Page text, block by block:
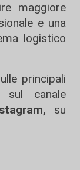
maggiore
e una
logistico
principali
sul canale
, su